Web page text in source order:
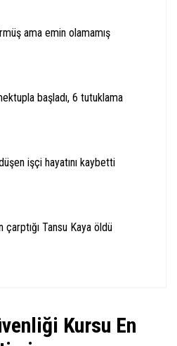
ama emin olamamış
başladı, 6 tutuklama
işçi hayatını kaybetti
çarptığı Tansu Kaya öldü
Kursu En